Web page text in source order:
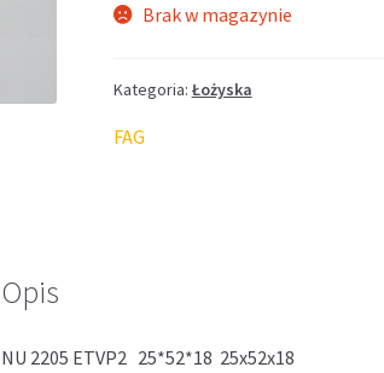
Brak w magazynie
Kategoria: Łożyska
FAG
Opis
NU 2205 ETVP2 25*52*18 25x52x18